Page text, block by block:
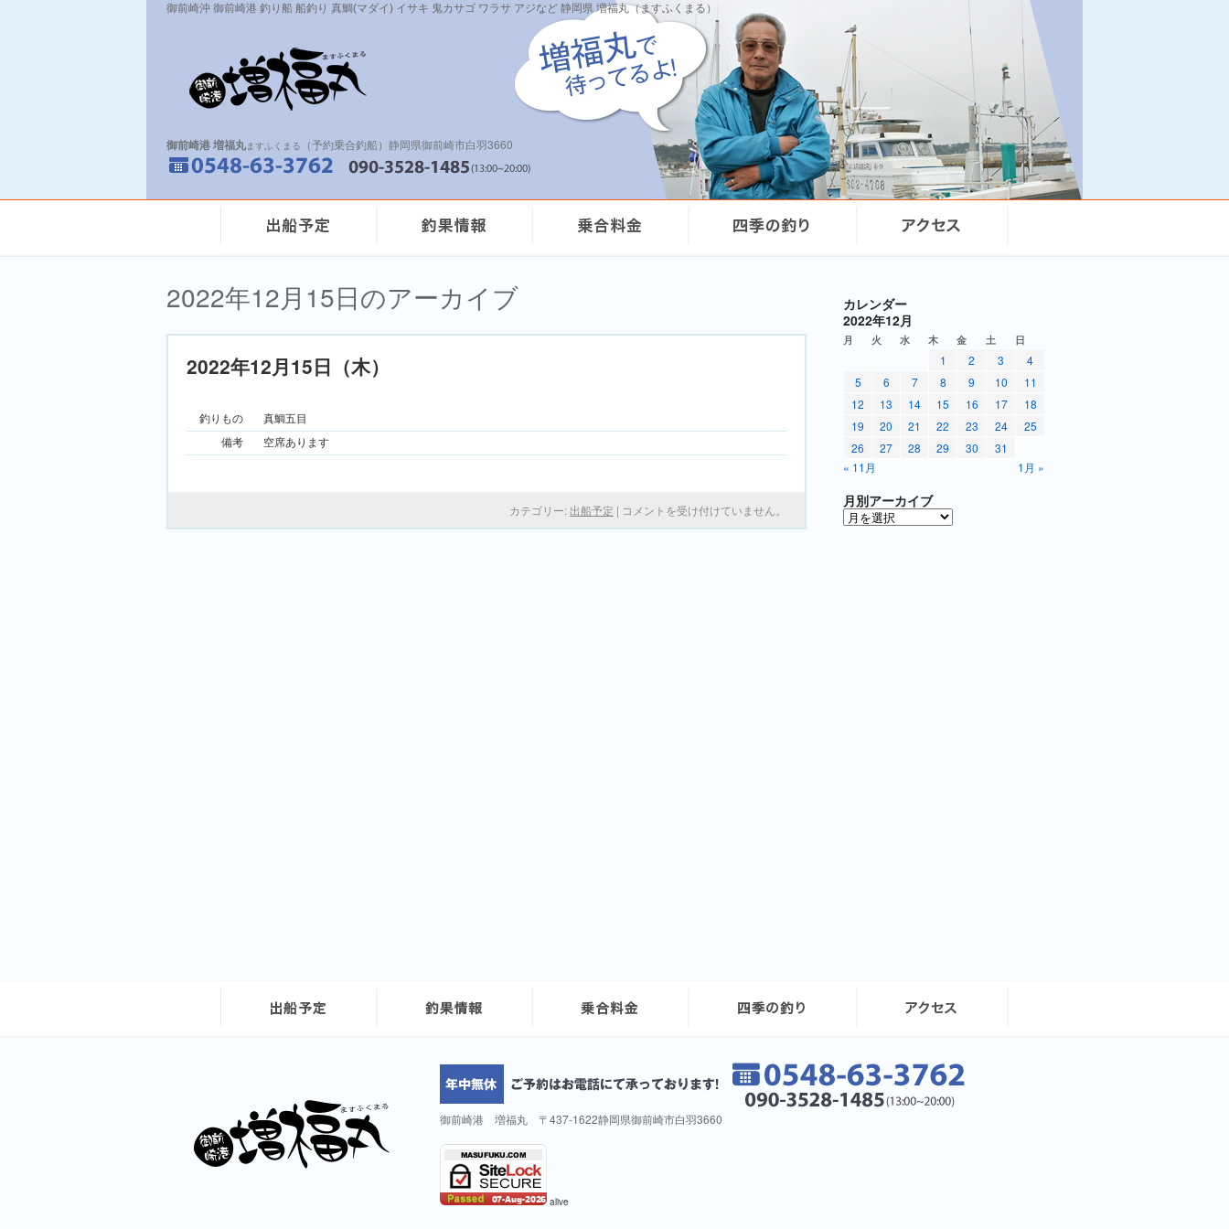
御前崎沖 御前崎港 釣り船 船釣り 真鯛(マダイ) イサキ 鬼カサゴ ワラサ アジなど 静岡県 増福丸（ますふくまる）
御前崎港 増福丸ますふくまる （予約乗合釣船）静岡県御前崎市白羽3660
2022年12月15日のアーカイブ
2022年12月15日（木）
釣りもの
真鯛五目
備考
空席あります
カテゴリー: 出船予定 | コメントを受け付けていません。
カレンダー
2022年12月
月 火 水 木 金 土 日
« 11月 1月 »
1 2 3
4
5
6 7 8 9 10
11
12
13 14 15 16 17
18
19
20 21 22 23 24
25
26
27 28 29 30 31
月別アーカイブ
御前崎港 増福丸 〒437-1622静岡県御前崎市白羽3660
alive